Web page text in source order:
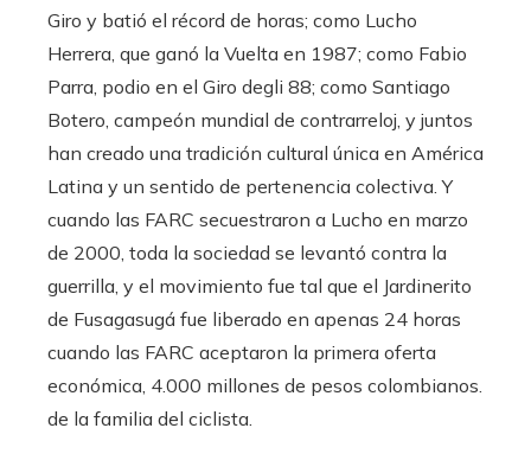
Giro y batió el récord de horas; como Lucho
Herrera, que ganó la Vuelta en 1987; como Fabio
Parra, podio en el Giro degli 88; como Santiago
Botero, campeón mundial de contrarreloj, y juntos
han creado una tradición cultural única en América
Latina y un sentido de pertenencia colectiva. Y
cuando las FARC secuestraron a Lucho en marzo
de 2000, toda la sociedad se levantó contra la
guerrilla, y el movimiento fue tal que el Jardinerito
de Fusagasugá fue liberado en apenas 24 horas
cuando las FARC aceptaron la primera oferta
económica, 4.000 millones de pesos colombianos.
de la familia del ciclista.